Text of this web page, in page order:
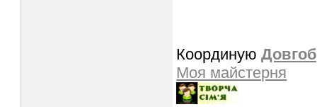
Координую
Моя майстерня